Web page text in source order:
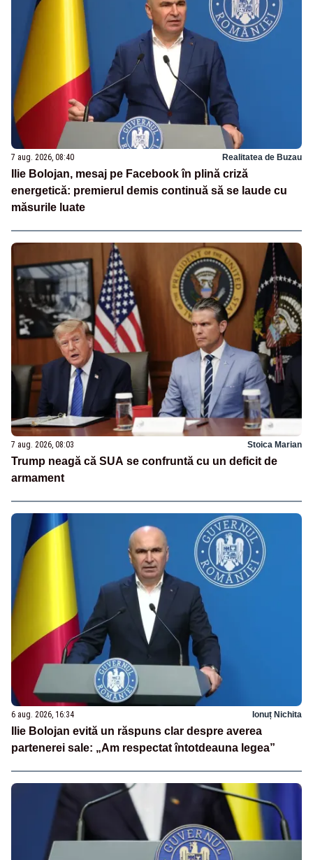
7 aug. 2026, 08:40 Realitatea de Buzau
Ilie Bolojan, mesaj pe Facebook în plină criză
energetică: premierul demis continuă să se laude cu
măsurile luate
7 aug. 2026, 08:03 Stoica Marian
Trump neagă că SUA se confruntă cu un deficit de
armament
6 aug. 2026, 16:34 Ionuț Nichita
Ilie Bolojan evită un răspuns clar despre averea
partenerei sale: „Am respectat întotdeauna legea”